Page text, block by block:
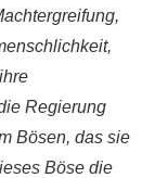
Regierung
Bösen, das sie
Böse die